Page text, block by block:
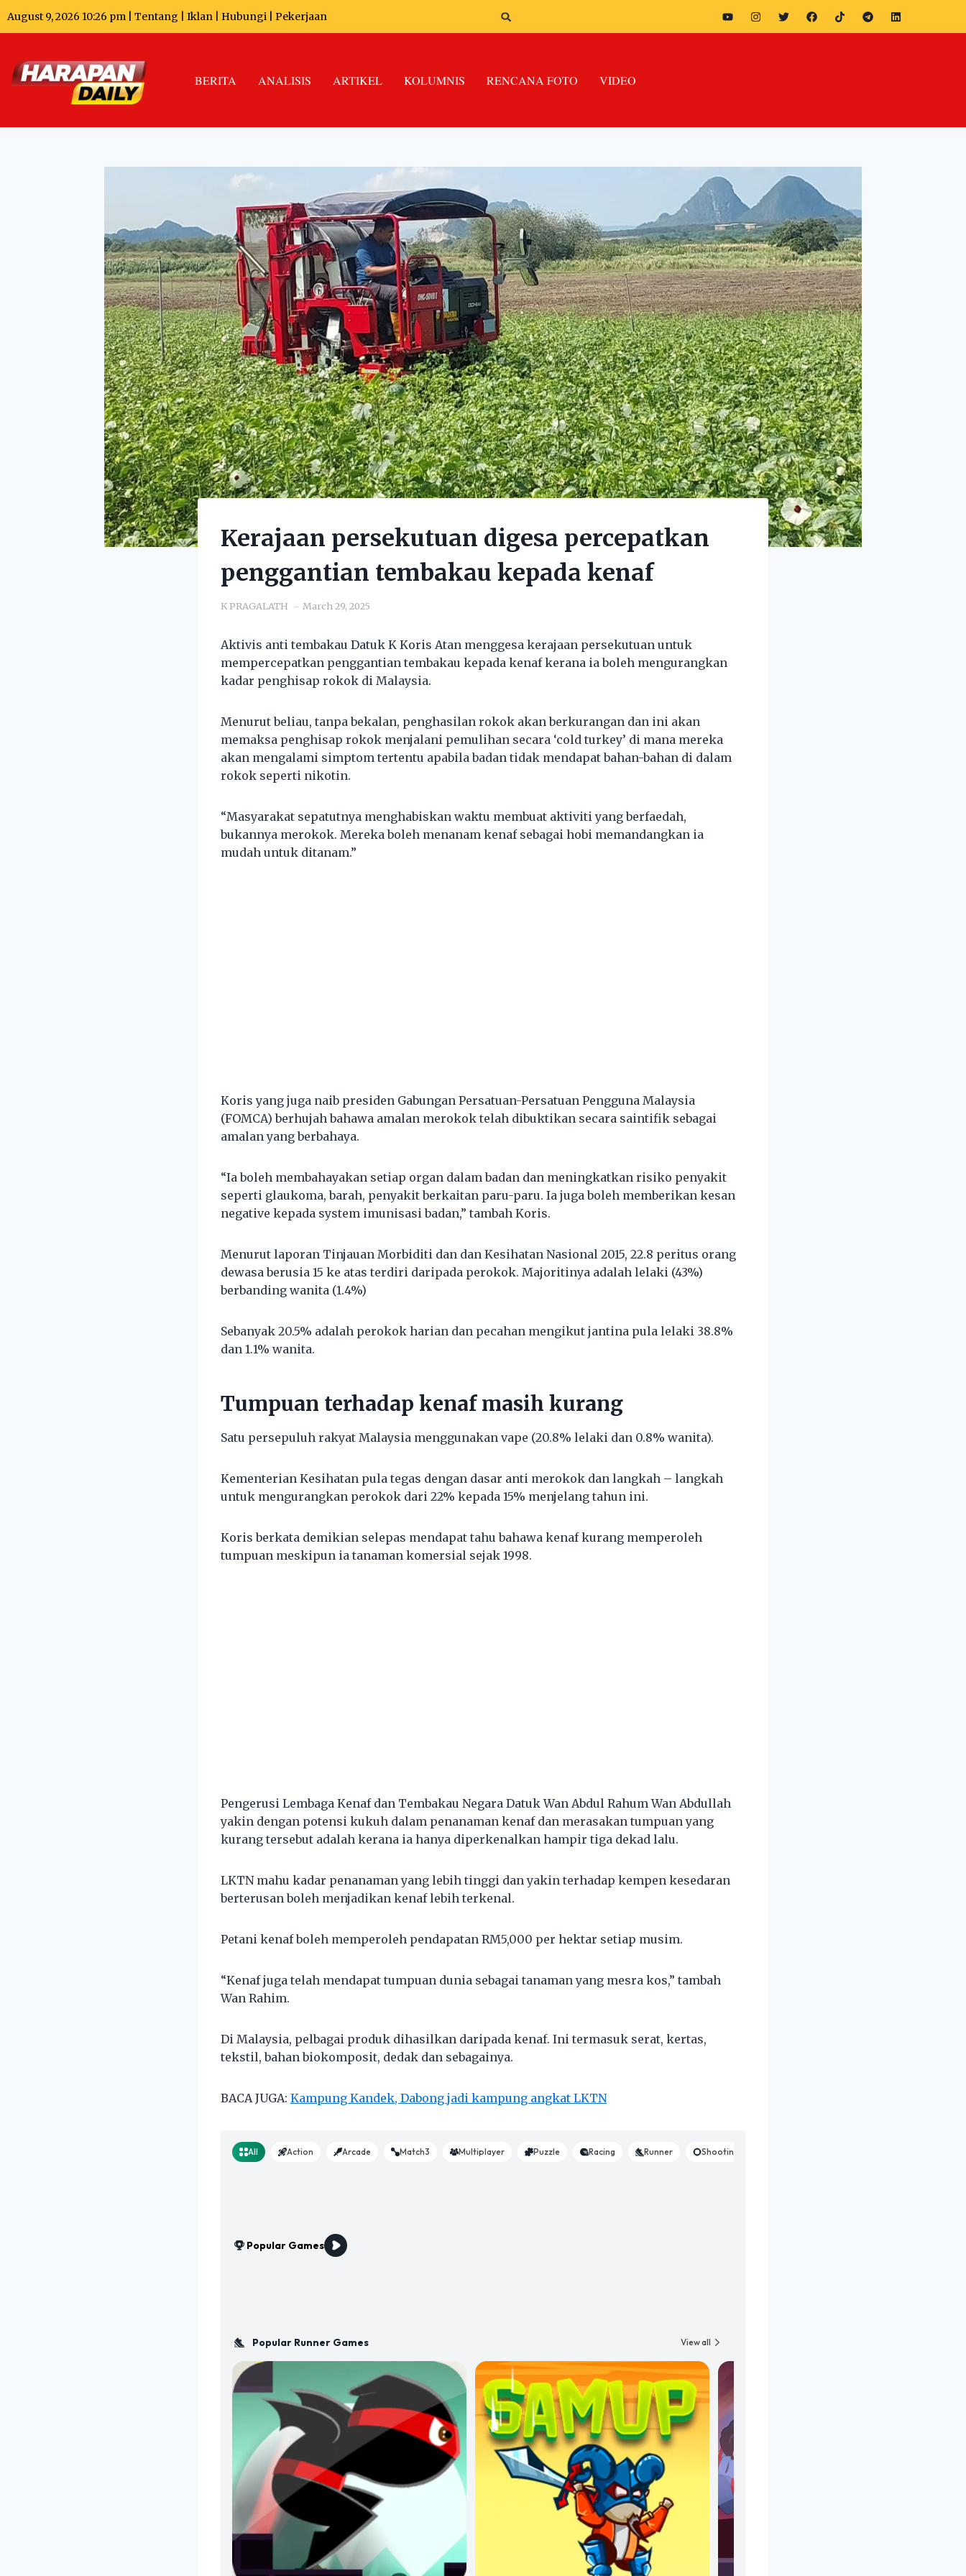
August 9, 2026 10:26 pm | Tentang Iklan Hubungi Pekerjaan
BERITA ANALISIS ARTIKEL KOLUMNIS RENCANA FOTO VIDEO
Kerajaan persekutuan digesa percepatkan
penggantian tembakau kepada kenaf
K PRAGALATH March 29, 2025
Aktivis anti tembakau Datuk K Koris Atan menggesa kerajaan persekutuan untuk
mempercepatkan penggantian tembakau kepada kenaf kerana ia boleh mengurangkan
kadar penghisap rokok di Malaysia.
Menurut beliau, tanpa bekalan, penghasilan rokok akan berkurangan dan ini akan
memaksa penghisap rokok menjalani pemulihan secara ‘cold turkey’ di mana mereka
akan mengalami simptom tertentu apabila badan tidak mendapat bahan-bahan di dalam
rokok seperti nikotin.
“Masyarakat sepatutnya menghabiskan waktu membuat aktiviti yang berfaedah,
bukannya merokok. Mereka boleh menanam kenaf sebagai hobi memandangkan ia
mudah untuk ditanam.”
Koris yang juga naib presiden Gabungan Persatuan-Persatuan Pengguna Malaysia
(FOMCA) berhujah bahawa amalan merokok telah dibuktikan secara saintifik sebagai
amalan yang berbahaya.
“Ia boleh membahayakan setiap organ dalam badan dan meningkatkan risiko penyakit
seperti glaukoma, barah, penyakit berkaitan paru-paru. Ia juga boleh memberikan kesan
negative kepada system imunisasi badan,” tambah Koris.
Menurut laporan Tinjauan Morbiditi dan dan Kesihatan Nasional 2015, 22.8 peritus orang
dewasa berusia 15 ke atas terdiri daripada perokok. Majoritinya adalah lelaki (43%)
berbanding wanita (1.4%)
Sebanyak 20.5% adalah perokok harian dan pecahan mengikut jantina pula lelaki 38.8%
dan 1.1% wanita.
Tumpuan terhadap kenaf masih kurang
Satu persepuluh rakyat Malaysia menggunakan vape (20.8% lelaki dan 0.8% wanita).
Kementerian Kesihatan pula tegas dengan dasar anti merokok dan langkah – langkah
untuk mengurangkan perokok dari 22% kepada 15% menjelang tahun ini.
Koris berkata demikian selepas mendapat tahu bahawa kenaf kurang memperoleh
tumpuan meskipun ia tanaman komersial sejak 1998.
Pengerusi Lembaga Kenaf dan Tembakau Negara Datuk Wan Abdul Rahum Wan Abdullah
yakin dengan potensi kukuh dalam penanaman kenaf dan merasakan tumpuan yang
kurang tersebut adalah kerana ia hanya diperkenalkan hampir tiga dekad lalu.
LKTN mahu kadar penanaman yang lebih tinggi dan yakin terhadap kempen kesedaran
berterusan boleh menjadikan kenaf lebih terkenal.
Petani kenaf boleh memperoleh pendapatan RM5,000 per hektar setiap musim.
“Kenaf juga telah mendapat tumpuan dunia sebagai tanaman yang mesra kos,” tambah
Wan Rahim.
Di Malaysia, pelbagai produk dihasilkan daripada kenaf. Ini termasuk serat, kertas,
tekstil, bahan biokomposit, dedak dan sebagainya.
BACA JUGA: Kampung Kandek, Dabong jadi kampung angkat LKTN